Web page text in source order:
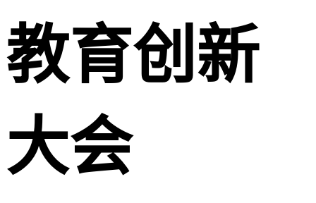
教育创新
大会